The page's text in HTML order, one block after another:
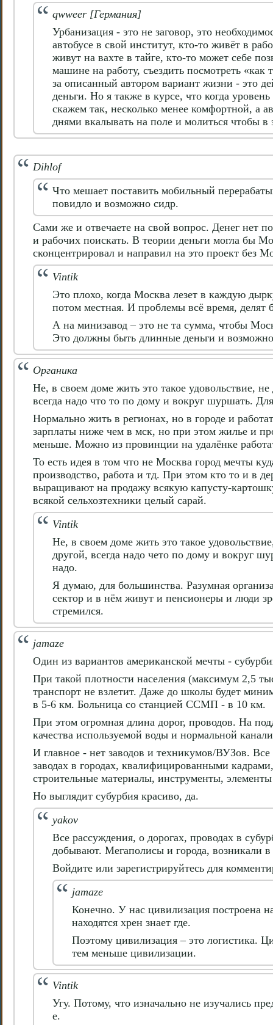
qwweer [Германия]
Урбанизация - это не заговор, это
автобусе в свой институт, кто-то живёт в
живут на вахте в тайге, кто-то может себе
машине на работу, съездить посмотреть
за описанный автором вариант жизни - это
деньги. Но я также в курсе, что когда
скажем так, несколько менее комфортной, а
днями вкалывать на поле и молиться чтобы в
Dihlof
Что мешает поставить мобильный
повидло и возможно сидр.
Сами же и отвечаете на свой вопрос. Денег нет
и рабочих поискать. В теории деньги могла бы
сконцентрировал и направил на это проект без
Vintik
Это плохо, когда Москва лезет в каждую
потом местная. И проблемы всё время,
А на минизавод – это не та сумма, чтобы
Это должны быть длинные деньги и
Органика
Не, в своем доме жить это такое удовольствие,
всегда надо что то по дому и вокруг шуршать.
Нормально жить в регионах, но в городе и
зарплаты ниже чем в мск, но при этом жилье и
меньше. Можно из провинции на удалёнке
То есть идея в том что не Москва город мечты
производство, работа и тд. При этом кто то и в
выращивают на продажу всякую капусту-
всякой сельхозтехники целый сарай.
Vintik
Не, в своем доме жить это такое
другой, всегда надо чето по дому и вокруг
надо.
Я думаю, для большинства. Разумная
сектор и в нём живут и пенсионеры и люди
стремился.
jamaze
Один из вариантов американской мечты -
При такой плотности населения (максимум 2,5
транспорт не взлетит. Даже до школы будет
в 5-6 км. Больница со станцией ССМП - в 10 км.
При этом огромная длина дорог, проводов. На
качества используемой воды и нормальной
И главное - нет заводов и техникумов/ВУЗов.
заводах в городах, квалифицированными
строительные материалы, инструменты,
​​​​​Но выглядит субурбия красиво, да.
yakov
Все рассуждения, о дорогах, проводах в
добывают. Мегаполисы и города, возникали
Войдите или зарегистрируйтесь для
jamaze
Конечно. У нас цивилизация построена
находятся хрен знает где.
Поэтому цивилизация – это логистика.
тем меньше цивилизации.
Vintik
Угу. Потому, что изначально не изучались
е.